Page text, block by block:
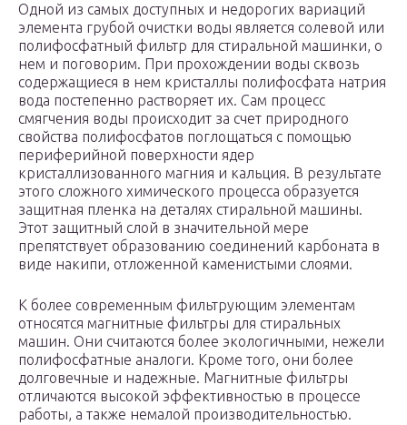
Одной из самых доступных и недорогих вариаций
элемента грубой очистки воды является солевой или
полифосфатный фильтр для стиральной машинки, о
нем и поговорим. При прохождении воды сквозь
содержащиеся в нем кристаллы полифосфата натрия
вода постепенно растворяет их. Сам процесс
смягчения воды происходит за счет природного
свойства полифосфатов поглощаться с помощью
периферийной поверхности ядер
кристаллизованного магния и кальция. В результате
этого сложного химического процесса образуется
защитная пленка на деталях стиральной машины.
Этот защитный слой в значительной мере
препятствует образованию соединений карбоната в
виде накипи, отложенной каменистыми слоями.
К более современным фильтрующим элементам
относятся магнитные фильтры для стиральных
машин. Они считаются более экологичными, нежели
полифосфатные аналоги. Кроме того, они более
долговечные и надежные. Магнитные фильтры
отличаются высокой эффективностью в процессе
работы, а также немалой производительностью.